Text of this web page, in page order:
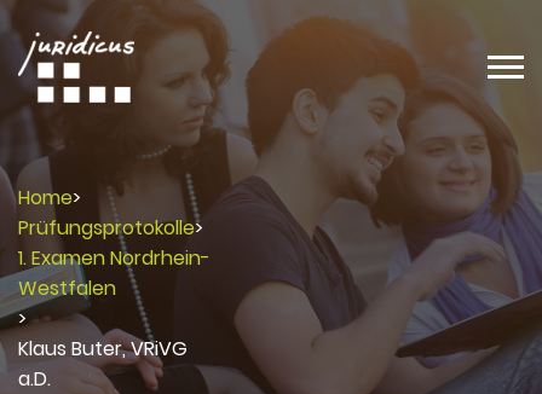
Home>
Prüfungsprotokolle>
1. Examen Nordrhein-
Westfalen
>
Klaus Buter, VRiVG
a.D.